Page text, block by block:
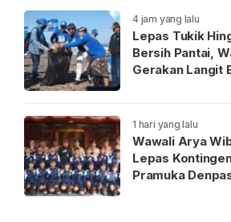
4 jam yang lalu
Lepas Tukik
Bersih Pantai,
Gerakan Langit
1 hari yang lalu
Wawali Arya
Lepas
Pramuka